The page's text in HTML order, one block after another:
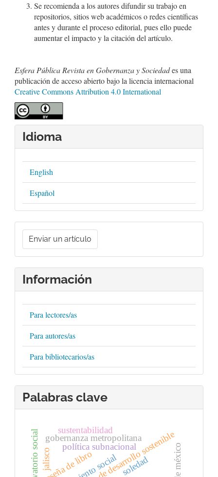
Se recomienda a los autores difundir su trabajo en
repositorios, sitios web académicos o redes científicas
antes y durante el proceso editorial, pues ello puede
aumentar el impacto y la citación del artículo.
Esfera Pública Revista en Gobernanza y Sociedades una
publicación de acceso abierto bajo la licencia internacional
Creative Commons Attribution 4.0 International
Idioma
English
Español
Enviar
artículo
Enviar un artículo
Información
Para lectores/as
Para autores/as
Para bibliotecarios/as
Palabras clave
política subnacional
reseña de libro
gobernanza metropolitana
soledad
sustentabilidad
jalisco